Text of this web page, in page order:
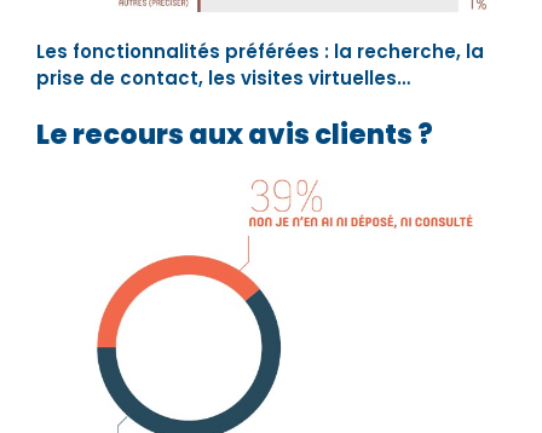
Les fonctionnalités préférées : la recherche, la
prise de contact, les visites virtuelles…
Le recours aux avis clients ?